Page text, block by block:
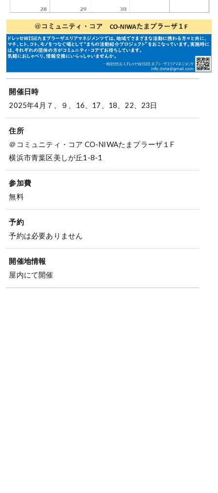
開催日時
2025年4月７、９、16、17、18、22、23日
住所
＠コミュニティ・コア CO-NIWAたまプラーザ１F
横浜市青葉区美しが丘1-8-1
参加費
無料
予約
予約は必要ありません
開催地情報
屋内にて開催